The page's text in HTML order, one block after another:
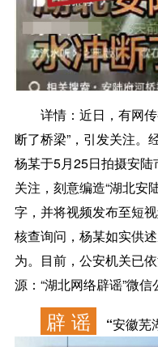
详情： 近日，有网
断了桥梁”，引发关注。
杨某于5月25日拍摄安
关注，刻意编造“湖北安
字，并将视频发布至短
核查询问，杨某如实供
为。目前，公安机关已
源：“湖北网络辟谣”微信
辟 谣 “安徽芜